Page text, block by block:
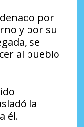
por
y por su
se
al pueblo
la
él.